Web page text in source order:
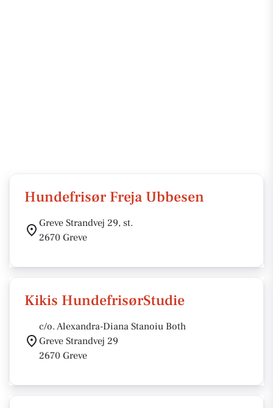
Hundefrisør Freja Ubbesen
Greve Strandvej 29, st.
2670 Greve
Kikis HundefrisørStudie
c/o. Alexandra-Diana Stanoiu Both
Greve Strandvej 29
2670 Greve